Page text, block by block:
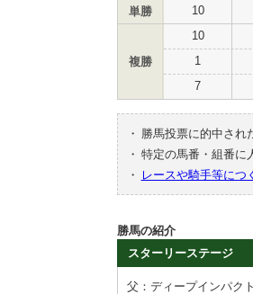
単勝 10
複勝
10
1
7
・
勝馬投票に的中され
・ 特定の馬番・組番に
・
レースや騎手等につ
勝馬の紹介
スターリーステージ
父：ディープインパクト